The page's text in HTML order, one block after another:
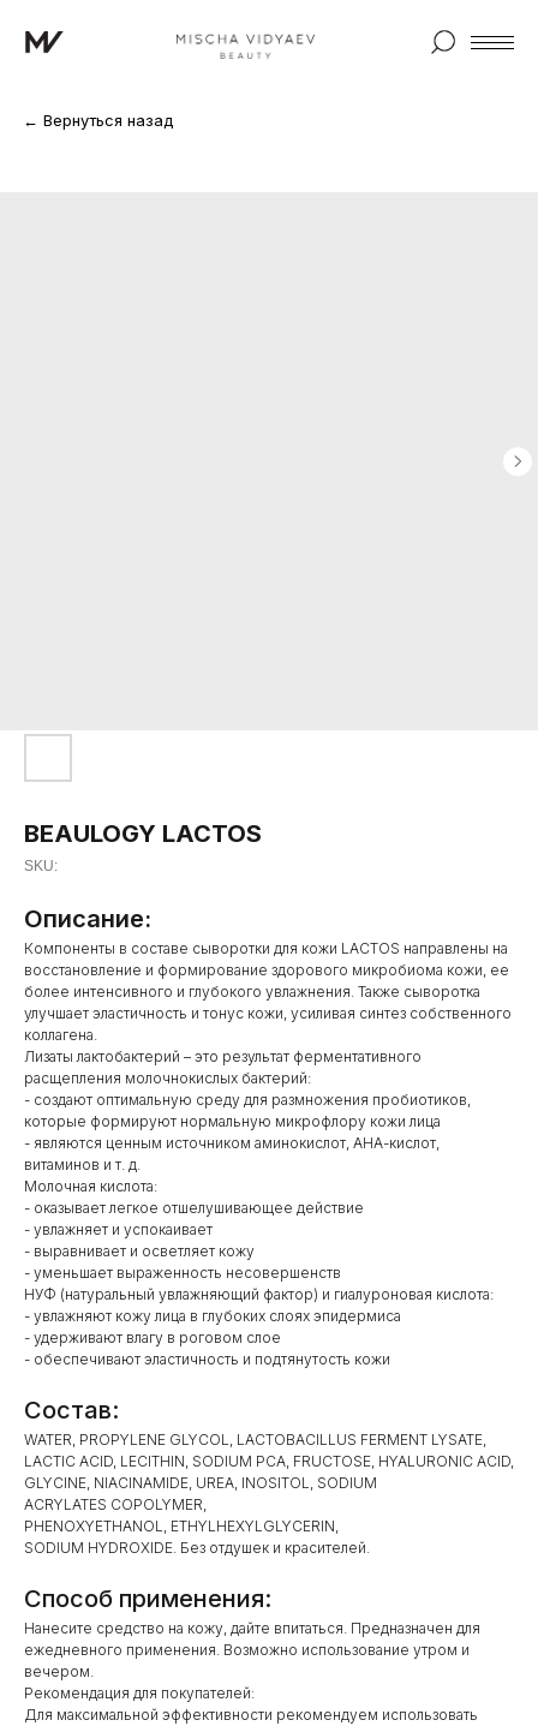
← Вернуться назад
BEAULOGY LACTOS
SKU:
Описание:
Компоненты в составе сыворотки для кожи LACTOS направлены на
восстановление и формирование здорового микробиома кожи, ее
более интенсивного и глубокого увлажнения. Также сыворотка
улучшает эластичность и тонус кожи, усиливая синтез собственного
коллагена.
Лизаты лактобактерий – это результат ферментативного
расщепления молочнокислых бактерий:
- создают оптимальную среду для размножения пробиотиков,
которые формируют нормальную микрофлору кожи лица
- являются ценным источником аминокислот, АНА-кислот,
витаминов и т. д.
Молочная кислота:
- оказывает легкое отшелушивающее действие
- увлажняет и успокаивает
- выравнивает и осветляет кожу
- уменьшает выраженность несовершенств
НУФ (натуральный увлажняющий фактор) и гиалуроновая кислота:
- увлажняют кожу лица в глубоких слоях эпидермиса
- удерживают влагу в роговом слое
- обеспечивают эластичность и подтянутость кожи
Состав:
WATER, PROPYLENE GLYCOL, LACTOBACILLUS FERMENT LYSATE,
LACTIC ACID, LECITHIN, SODIUM PCA, FRUCTOSE, HYALURONIC ACID,
GLYCINE, NIACINAMIDE, UREA, INOSITOL, SODIUM
ACRYLATES COPOLYMER,
PHENOXYETHANOL, ETHYLHEXYLGLYCERIN,
SODIUM HYDROXIDE. Без отдушек и красителей.
Способ применения:
Нанесите средство на кожу, дайте впитаться. Предназначен для
ежедневного применения. Возможно использование утром и
вечером.
Рекомендация для покупателей:
Для максимальной эффективности рекомендуем использовать